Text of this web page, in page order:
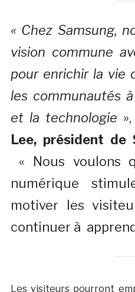
« Chez Samsung,
vision commune
pour enrichir la vie
les communautés
et la technologie »
Lee, président de
« Nous voulons
numérique
motiver les
continuer à
Les visiteurs pourront